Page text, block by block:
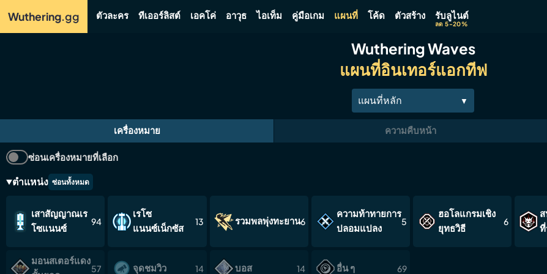
Wuthering.gg ตัวละคร ทีเออร์ลิสต์ เอคโค่ อาวุธ ไอเท็ม คู่มือเกม แผนที่ โค้ด ตัวสร้าง รับลูไนต์
ลด 5-20%
Wuthering Waves
แผนที่อินเทอร์แอกทีฟ
แผนที่หลัก ▼
อวิโนเลียม
เซปติมอนต์
เครื่องหมาย ความคืบหน้า
ซ่อนเครื่องหมายที่เลือก
ตำแหน่ง ซ่อนทั้งหมด
เสาสัญญาณเร
โซแนนซ์
94
เรโซ
แนนซ์เน็กซัส
13 รวมพลพุ่งทะยาน6
ความท้าทายการ
ปลอมแปลง
5
ฮอโลแกรมเชิง
ยุทธวิธี
6
มอนสเตอร์แดง
57 จุดชมวิว 14 บอส 14 อื่น ๆ 69